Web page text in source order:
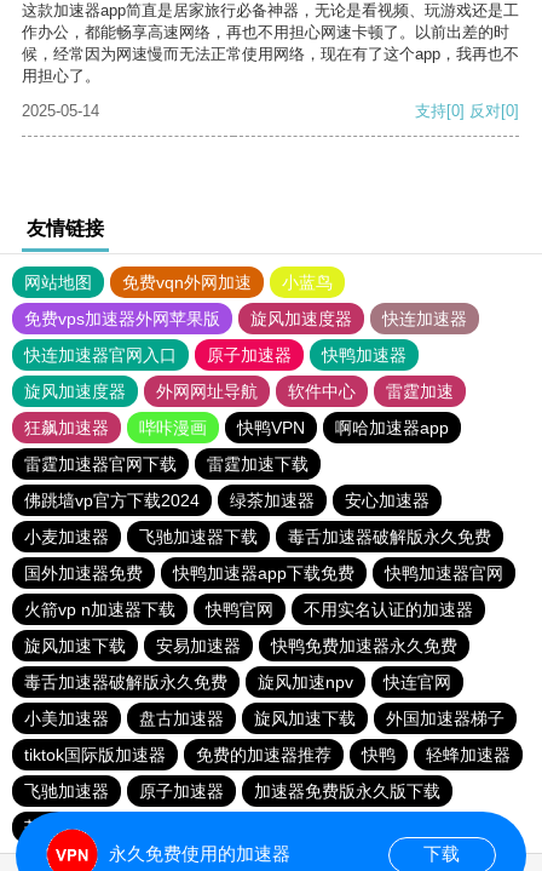
这款加速器app简直是居家旅行必备神器，无论是看视频、玩游戏还是工
作办公，都能畅享高速网络，再也不用担心网速卡顿了。以前出差的时
候，经常因为网速慢而无法正常使用网络，现在有了这个app，我再也不
用担心了。
2025-05-14
支持[0] 反对[0]
友情链接
网站地图 免费vqn外网加速
小蓝鸟
免费vps加速器外网苹果版
旋风加速度器
快连加速器
快连加速器官网入口
原子加速器
快鸭加速器
旋风加速度器
外网网址导航 软件中心
雷霆加速
狂飙加速器
哔咔漫画 快鸭VPN
啊哈加速器app
雷霆加速器官网下载
雷霆加速下载
佛跳墙vp官方下载2024
绿茶加速器
安心加速器
小麦加速器
飞驰加速器下载
毒舌加速器破解版永久免费
国外加速器免费
快鸭加速器app下载免费
快鸭加速器官网
火箭vp n加速器下载
快鸭官网
不用实名认证的加速器
旋风加速下载
安易加速器
快鸭免费加速器永久免费
毒舌加速器破解版永久免费
旋风加速npv
快连官网
小美加速器
盘古加速器 旋风加速下载
外国加速器梯子
tiktok国际版加速器
免费的加速器推荐 快鸭
轻蜂加速器
飞驰加速器
原子加速器
加速器免费版永久版下载
芒果加速器下载
永久免费使用的加速器 下载